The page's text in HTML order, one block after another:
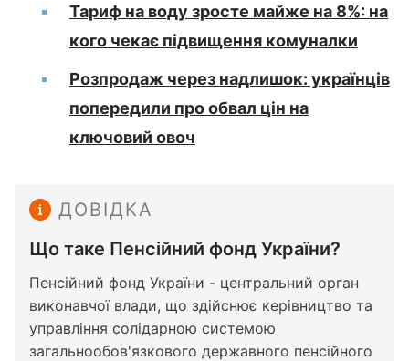
Тариф на воду зросте майже на 8%: на
кого чекає підвищення комуналки
Розпродаж через надлишок: українців
попередили про обвал цін на
ключовий овоч
ДОВІДКА
Що таке Пенсійний фонд України?
Пенсійний фонд України - центральний орган
виконавчої влади, що здійснює керівництво та
управління солідарною системою
загальнообов'язкового державного пенсійного